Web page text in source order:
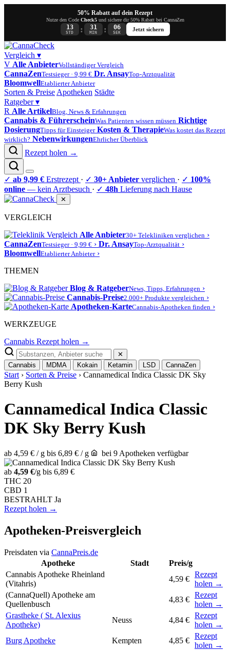
50% Rabatt auf dein Rezept
Nutze den Code Check5und sichere dir 50% Rabatt bei CannaZen
13
STD : 31
MIN : 06
SEK
Jetzt sichern
Vergleich ▾
V Alle AnbieterVollständiger Vergleich
CannaZenTestsieger · 9,99 € Dr. AnsayTop-Arztqualität
BloomwellEtablierter Anbieter
Sorten & Preise Apotheken Städte
Ratgeber▾
R Alle ArtikelBlog, News & Erfahrungen
Cannabis & FührerscheinWas Patienten wissen müssen Richtige
DosierungTipps für Einsteiger Kosten & TherapieWas kostet das Rezept
wirklich? NebenwirkungenEhrlicher Überblick
Rezept holen →
✓ ab 9,99 € Erstrezept · ✓ 30+ Anbieter verglichen · ✓ 100%
online — kein Arztbesuch · ✓ 48h Lieferung nach Hause
✕
VERGLEICH
Alle Anbieter30+ Telekliniken verglichen ›
CannaZenTestsieger · 9,99 € › Dr. AnsayTop-Arztqualität ›
BloomwellEtablierter Anbieter ›
THEMEN
Blog & RatgeberNews, Tipps, Erfahrungen ›
Cannabis-Preise2.000+ Produkte vergleichen ›
Apotheken-KarteCannabis-Apotheken finden ›
WERKZEUGE
Cannabis Rezept holen →
✕
Cannabis
MDMA Kokain Ketamin LSD CannaZen
Start › Sorten & Preise › Cannamedical Indica Classic DK Sky
Berry Kush
Cannamedical Indica Classic
DK Sky Berry Kush
ab 4,59 € / g bis 6,89 € / g bei 9 Apotheken verfügbar
ab 4,59 €/g bis 6,89 €
THC 20
CBD 1
BESTRAHLT Ja
Rezept holen →
Apotheken-Preisvergleich
Preisdaten via CannaPreis.de
Apotheke
Stadt
Preis/g
Cannabis Apotheke Rheinland
(Vitahris)
4,59 €
Rezept
holen →
(CannaQuell) Apotheke am
Quellenbusch
4,83 €
Rezept
holen →
Grastheke ( St. Alexius
Apotheke)
Neuss 4,84 €
Rezept
holen →
Burg Apotheke
Kempten 4,85 €
Rezept
holen →